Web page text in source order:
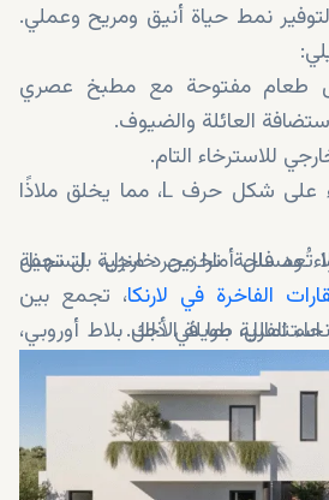
نمط حياة أنيق ومريح وعملي.
طعام مفتوحة مع مطبخ عصري
العائلة والضيوف.
للاسترخاء التام.
حدائق مُنسقة مع فناء على شكل حرف L، مما يخلق ملاذًا
ومساحة تخزين خارجية لتسهيل
الفلل، بما في ذلك بلاط أوروبي،
صحية فاخرة، وتجهيزات بمواصفات
من الراحة والأمان.
للطاقة مع إمكانية تركيب نظام
تُعد فلل أمارا مجرد منزل، بل تحفة
الفاخرة في لارنكا، تجمع بين
استثمارية طويلة الأجل.